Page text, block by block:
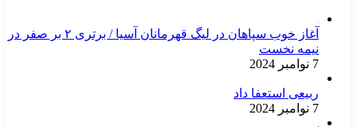
آغاز خوب سپاهان در لیگ قهرمانان آسیا / برتری ۲ بر صفر در
نیمه نخست
7 نوامبر 2024
ربیعی استعفا داد
7 نوامبر 2024